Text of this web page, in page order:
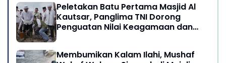
Peletakan Batu Pertama Masjid Al
Kautsar, Panglima TNI Dorong
Penguatan Nilai Keagamaan dan
Membumikan Kalam Ilahi, Mushaf